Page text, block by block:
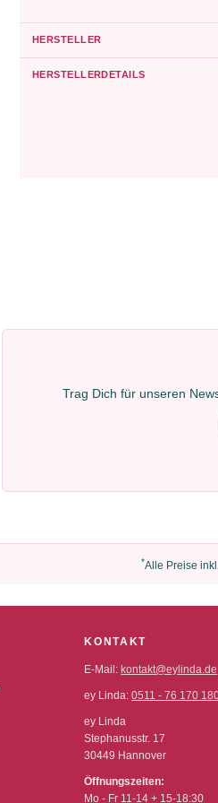
HERSTELLER
HERSTELLERDETAILS
Trag Dich für unseren
*Alle Preise
KONTAKT
E-Mail: kontakt@eylinda.de
ey Linda:0511 - 76 170
ey Linda
Stephanusstr. 17
30449 Hannover
Öffnungszeiten:
Mo - Fr 11-14 + 15-18:30